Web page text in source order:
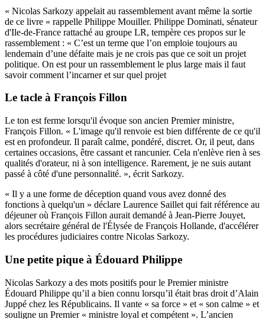
« Nicolas Sarkozy appelait au rassemblement avant même la sortie
de ce livre » rappelle Philippe Mouiller. Philippe Dominati, sénateur
d'Ile-de-France rattaché au groupe LR, tempère ces propos sur le
rassemblement : « C’est un terme que l’on emploie toujours au
lendemain d’une défaite mais je ne crois pas que ce soit un projet
politique. On est pour un rassemblement le plus large mais il faut
savoir comment l’incarner et sur quel projet
Le tacle à François Fillon
Le ton est ferme lorsqu'il évoque son ancien Premier ministre,
François Fillon. « L'image qu'il renvoie est bien différente de ce qu'il
est en profondeur. Il paraît calme, pondéré, discret. Or, il peut, dans
certaines occasions, être cassant et rancunier. Cela n'enlève rien à ses
qualités d'orateur, ni à son intelligence. Rarement, je ne suis autant
passé à côté d'une personnalité. », écrit Sarkozy.
« Il y a une forme de déception quand vous avez donné des
fonctions à quelqu'un » déclare Laurence Saillet qui fait référence au
déjeuner où François Fillon aurait demandé à Jean-Pierre Jouyet,
alors secrétaire général de l'Élysée de François Hollande, d'accélérer
les procédures judiciaires contre Nicolas Sarkozy.
Une petite pique à Édouard Philippe
Nicolas Sarkozy a des mots positifs pour le Premier ministre
Édouard Philippe qu’il a bien connu lorsqu’il était bras droit d’Alain
Juppé chez les Républicains. Il vante « sa force » et « son calme » et
souligne un Premier « ministre loyal et compétent ». L’ancien